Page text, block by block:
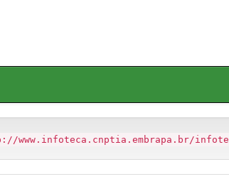
www.infoteca.cnptia.embrapa.br/